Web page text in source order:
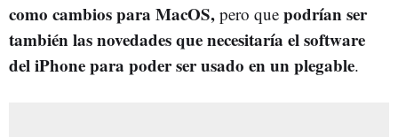
como cambios para MacOS, pero que podrían ser
también las novedades que necesitaría el software
del iPhone para poder ser usado en un plegable.